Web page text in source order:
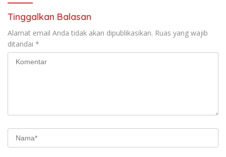
Tinggalkan Balasan
Alamat email Anda tidak akan dipublikasikan. Ruas yang wajib
ditandai *